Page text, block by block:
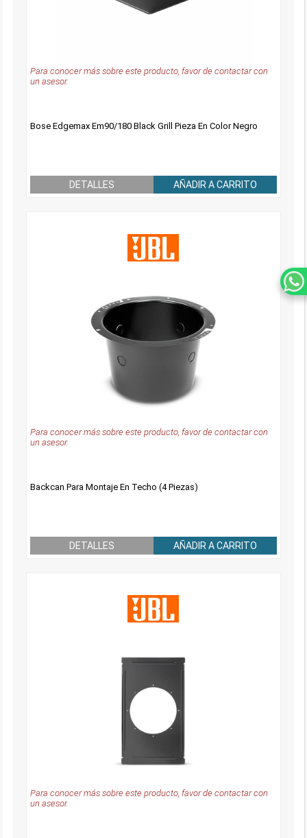
Para conocer más sobre este producto, favor de contactar con
un asesor.
Bose Edgemax Em90/180 Black Grill Pieza En Color Negro
DETALLES AÑADIR A CARRITO
Para conocer más sobre este producto, favor de contactar con
un asesor.
Backcan Para Montaje En Techo (4 Piezas)
DETALLES AÑADIR A CARRITO
Para conocer más sobre este producto, favor de contactar con
un asesor.